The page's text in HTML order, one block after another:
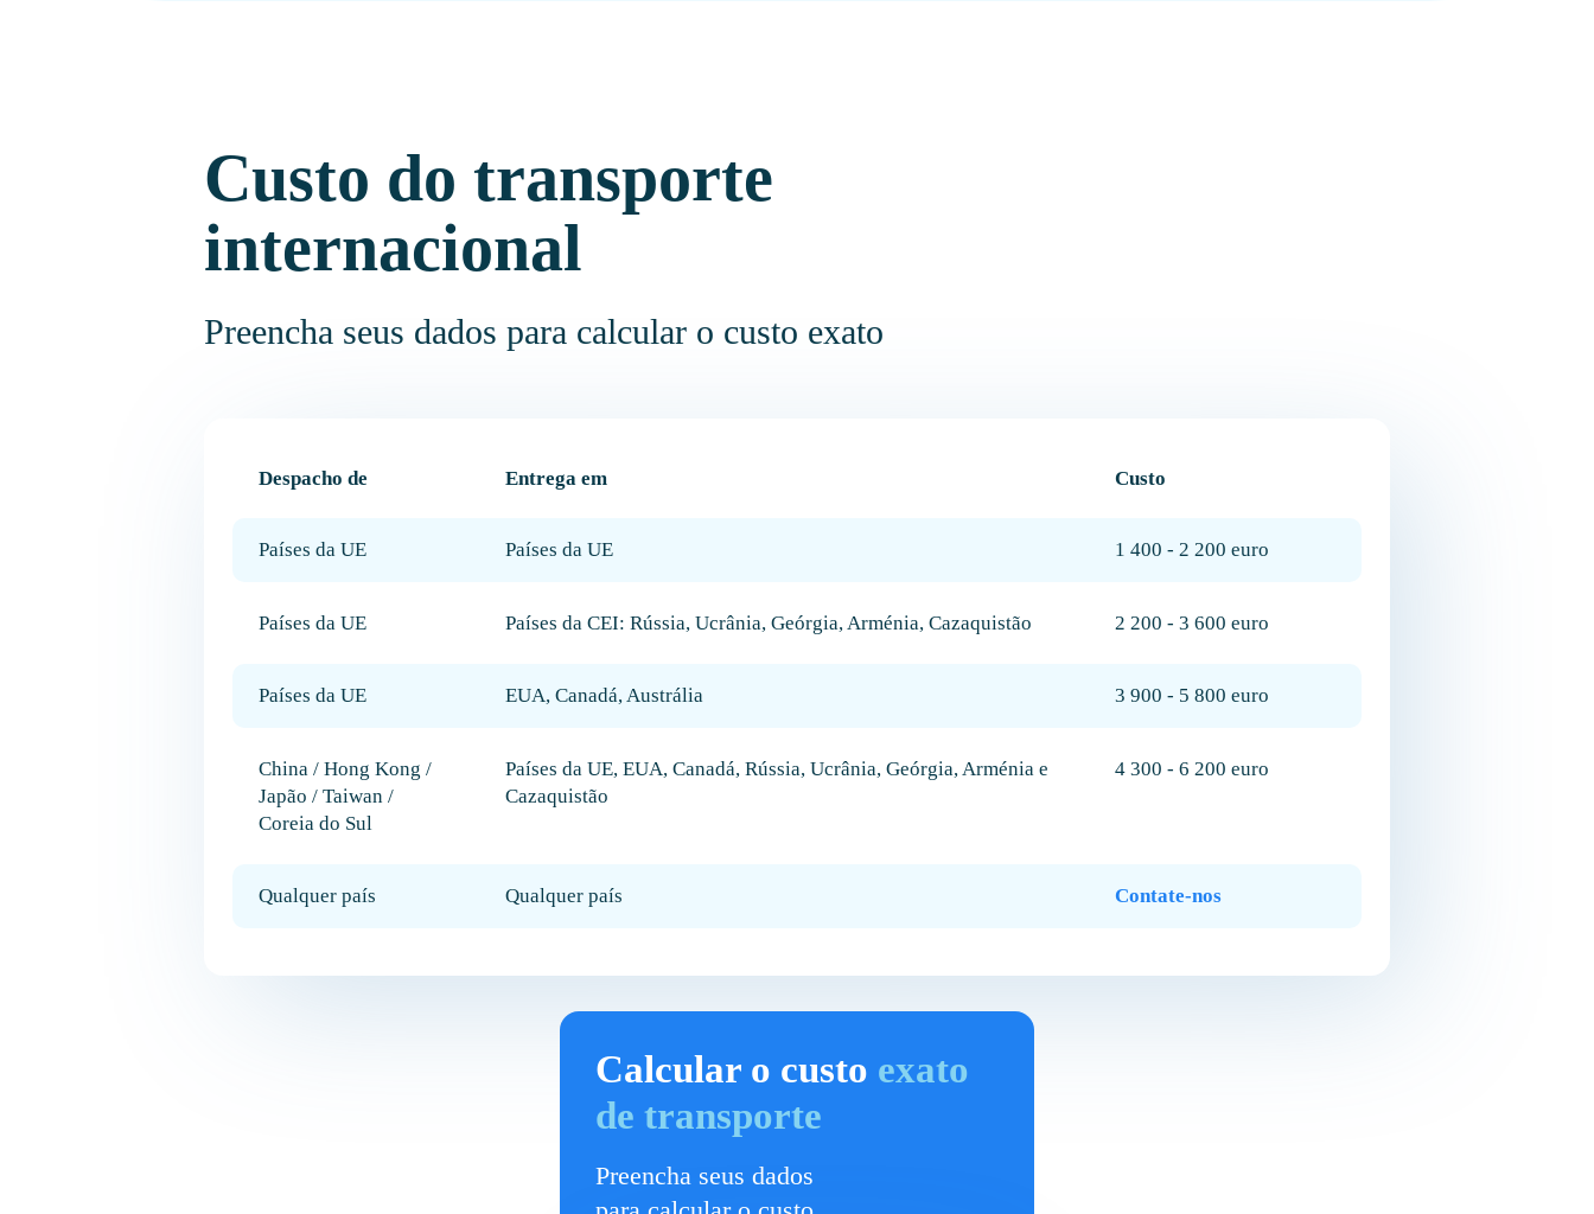
Custo do transporte
internacional
Preencha seus dados para calcular o custo exato
Despacho de Entrega em Custo
Países da UE Países da UE 1 400 - 2 200 euro
Países da UE Países da CEI: Rússia, Ucrânia, Geórgia, Arménia, Cazaquistão 2 200 - 3 600 euro
Países da UE EUA, Canadá, Austrália 3 900 - 5 800 euro
China / Hong Kong /
Japão / Taiwan /
Coreia do Sul
Países da UE, EUA, Canadá, Rússia, Ucrânia, Geórgia, Arménia e
Cazaquistão
4 300 - 6 200 euro
Qualquer país Qualquer país Contate-nos
Calcular o custo exato
de transporte
Preencha seus dados